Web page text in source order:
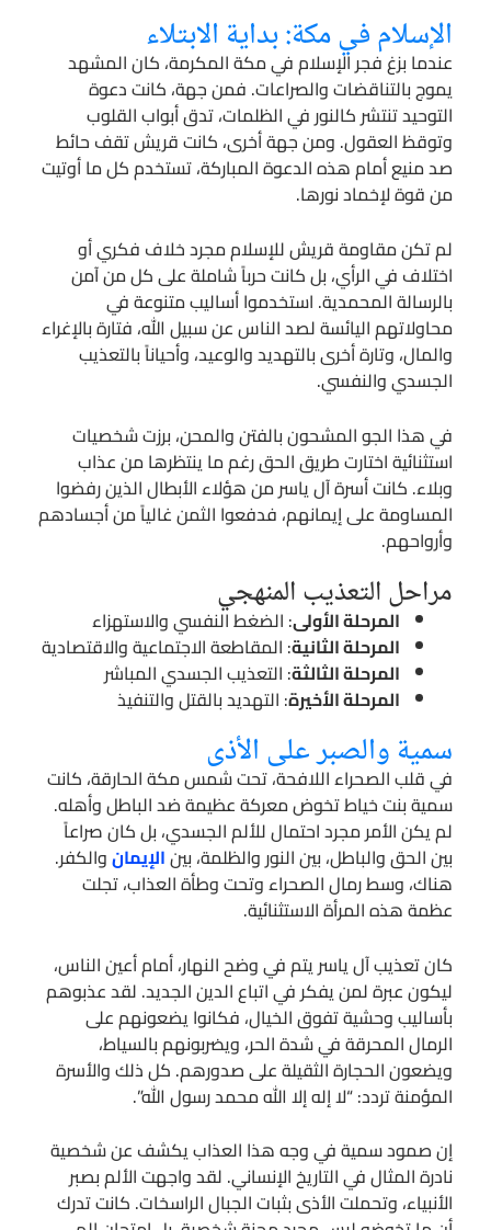
الإسلام في مكة: بداية الابتلاء
عندما بزغ فجر الإسلام في مكة المكرمة، كان المشهد
يموج بالتناقضات والصراعات. فمن جهة، كانت دعوة
التوحيد تنتشر كالنور في الظلمات، تدق أبواب القلوب
وتوقظ العقول. ومن جهة أخرى، كانت قريش تقف حائط
صد منيع أمام هذه الدعوة المباركة، تستخدم كل ما أوتيت
من قوة لإخماد نورها.
لم تكن مقاومة قريش للإسلام مجرد خلاف فكري أو
اختلاف في الرأي، بل كانت حرباً شاملة على كل من آمن
بالرسالة المحمدية. استخدموا أساليب متنوعة في
محاولاتهم اليائسة لصد الناس عن سبيل الله، فتارة بالإغراء
والمال، وتارة أخرى بالتهديد والوعيد، وأحياناً بالتعذيب
الجسدي والنفسي.
في هذا الجو المشحون بالفتن والمحن، برزت شخصيات
استثنائية اختارت طريق الحق رغم ما ينتظرها من عذاب
وبلاء. كانت أسرة آل ياسر من هؤلاء الأبطال الذين رفضوا
المساومة على إيمانهم، فدفعوا الثمن غالياً من أجسادهم
وأرواحهم.
مراحل التعذيب المنهجي
المرحلة الأولى: الضغط النفسي والاستهزاء
المرحلة الثانية: المقاطعة الاجتماعية والاقتصادية
المرحلة الثالثة: التعذيب الجسدي المباشر
المرحلة الأخيرة: التهديد بالقتل والتنفيذ
سمية والصبر على الأذى
في قلب الصحراء اللافحة، تحت شمس مكة الحارقة، كانت
سمية بنت خياط تخوض معركة عظيمة ضد الباطل وأهله.
لم يكن الأمر مجرد احتمال للألم الجسدي، بل كان صراعاً
بين الحق والباطل، بين النور والظلمة، بينالإيمانوالكفر.
هناك، وسط رمال الصحراء وتحت وطأة العذاب، تجلت
عظمة هذه المرأة الاستثنائية.
كان تعذيب آل ياسر يتم في وضح النهار، أمام أعين الناس،
ليكون عبرة لمن يفكر في اتباع الدين الجديد. لقد عذبوهم
بأساليب وحشية تفوق الخيال، فكانوا يضعونهم على
الرمال المحرقة في شدة الحر، ويضربونهم بالسياط،
ويضعون الحجارة الثقيلة على صدورهم. كل ذلك والأسرة
المؤمنة تردد: “لا إله إلا الله محمد رسول الله”.
إن صمود سمية في وجه هذا العذاب يكشف عن شخصية
نادرة المثال في التاريخ الإنساني. لقد واجهت الألم بصبر
الأنبياء، وتحملت الأذى بثبات الجبال الراسخات. كانت تدرك